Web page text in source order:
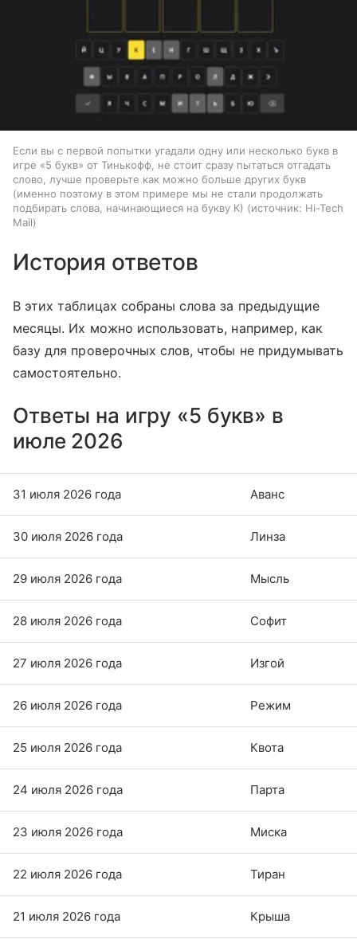
Если вы с первой попытки угадали одну или несколько букв в
игре «5 букв» от Тинькофф, не стоит сразу пытаться отгадать
слово, лучше проверьте как можно больше других букв
(именно поэтому в этом примере мы не стали продолжать
подбирать слова, начинающиеся на букву К)
источник: Hi-Tech
Mail
История ответов
В этих таблицах собраны слова за предыдущие
месяцы. Их можно использовать, например, как
базу для проверочных слов, чтобы не придумывать
самостоятельно.
Ответы на игру «5 букв» в
июле 2026
31 июля 2026 года Аванс
30 июля 2026 года Линза
29 июля 2026 года Мысль
28 июля 2026 года Софит
27 июля 2026 года Изгой
26 июля 2026 года Режим
25 июля 2026 года Квота
24 июля 2026 года Парта
23 июля 2026 года Миска
22 июля 2026 года Тиран
21 июля 2026 года Крыша